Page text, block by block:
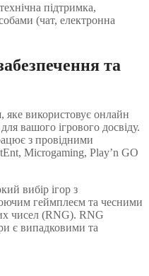
підтримка,
(чат, електронна
та
яке використовує онлайн
вашого ігрового досвіду.
з провідними
Microgaming, Play’n GO
вибір ігор з
геймплеєм та чесними
чисел (RNG). RNG
є випадковими та